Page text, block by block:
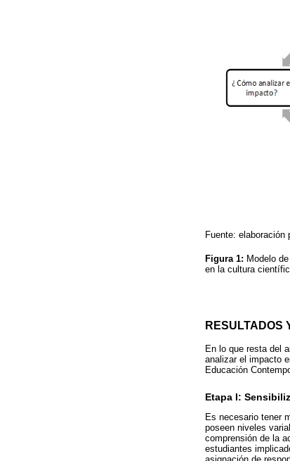
Fuente: elaboración
Figura 1: Modelo
en la cultura
RESULTADOS
En lo que resta del
analizar el impacto
Educación
Etapa I:
Es necesario tener
poseen niveles
comprensión de la
estudiantes